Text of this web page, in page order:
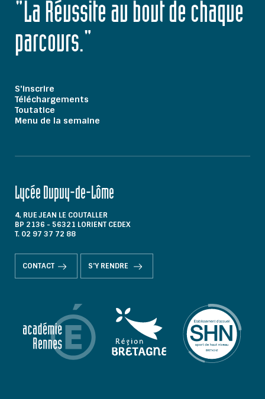
"La Réussite au bout de chaque
parcours."
S'inscrire
Téléchargements
Toutatice
Menu de la semaine
Lycée Dupuy-de-Lôme
4, RUE JEAN LE COUTALLER
BP 2136 - 56321 LORIENT CEDEX
T. 02 97 37 72 88
CONTACT S'Y RENDRE